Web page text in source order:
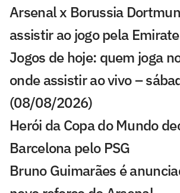
Arsenal x Borussia
assistir ao jogo pela
Jogos de hoje: quem joga
onde assistir ao vivo –
(08/08/2026)
Herói da Copa do Mundo
Barcelona pelo PSG
Bruno Guimarães é